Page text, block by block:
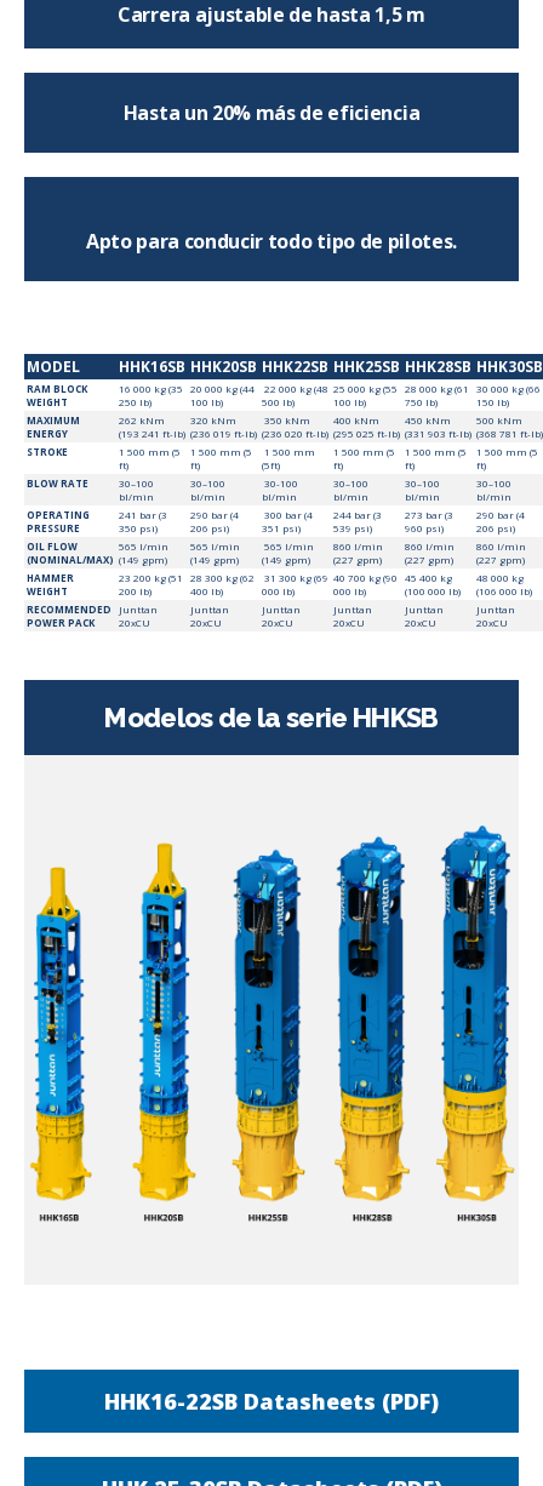
Carrera ajustable de hasta 1,5 m
Hasta un 20% más de eficiencia
Apto para conducir todo tipo de pilotes.
MODEL HHK16SB HHK20SB HHK22SB HHK25SB HHK28SB HHK30SB
RAM BLOCK
WEIGHT
16 000 kg (35
250 lb)
20 000 kg (44
100 lb)
22 000 kg (48
500 lb)
25 000 kg (55
100 lb)
28 000 kg (61
750 lb)
30 000 kg (66
150 lb)
MAXIMUM
ENERGY
262 kNm
(193 241 ft-lb)
320 kNm
(236 019 ft-lb)
350 kNm
(236 020 ft-lb)
400 kNm
(295 025 ft-lb)
450 kNm
(331 903 ft-lb)
500 kNm
(368 781 ft-lb)
STROKE
1 500 mm (5
ft)
1 500 mm (5
ft)
1 500 mm
(5ft)
1 500 mm (5
ft)
1 500 mm (5
ft)
1 500 mm (5
ft)
BLOW RATE
30–100
bl/min
30–100
bl/min
30-100
bl/min
30–100
bl/min
30–100
bl/min
30–100
bl/min
OPERATING
PRESSURE
241 bar (3
350 psi)
290 bar (4
206 psi)
300 bar (4
351 psi)
244 bar (3
539 psi)
273 bar (3
960 psi)
290 bar (4
206 psi)
OIL FLOW
(NOMINAL/MAX)
565 l/min
(149 gpm)
565 l/min
(149 gpm)
565 l/min
(149 gpm)
860 l/min
(227 gpm)
860 l/min
(227 gpm)
860 l/min
(227 gpm)
HAMMER
WEIGHT
23 200 kg (51
200 lb)
28 300 kg (62
400 lb)
31 300 kg (69
000 lb)
40 700 kg (90
000 lb)
45 400 kg
(100 000 lb)
48 000 kg
(106 000 lb)
RECOMMENDED
POWER PACK
Junttan
20xCU
Junttan
20xCU
Junttan
20xCU
Junttan
20xCU
Junttan
20xCU
Junttan
20xCU
Modelos de la serie HHKSB
HHK16-22SB Datasheets (PDF)